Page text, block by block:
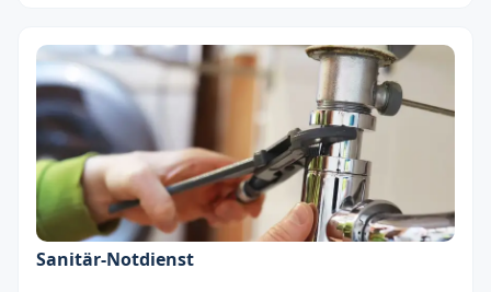
Sanitär‑Notdienst